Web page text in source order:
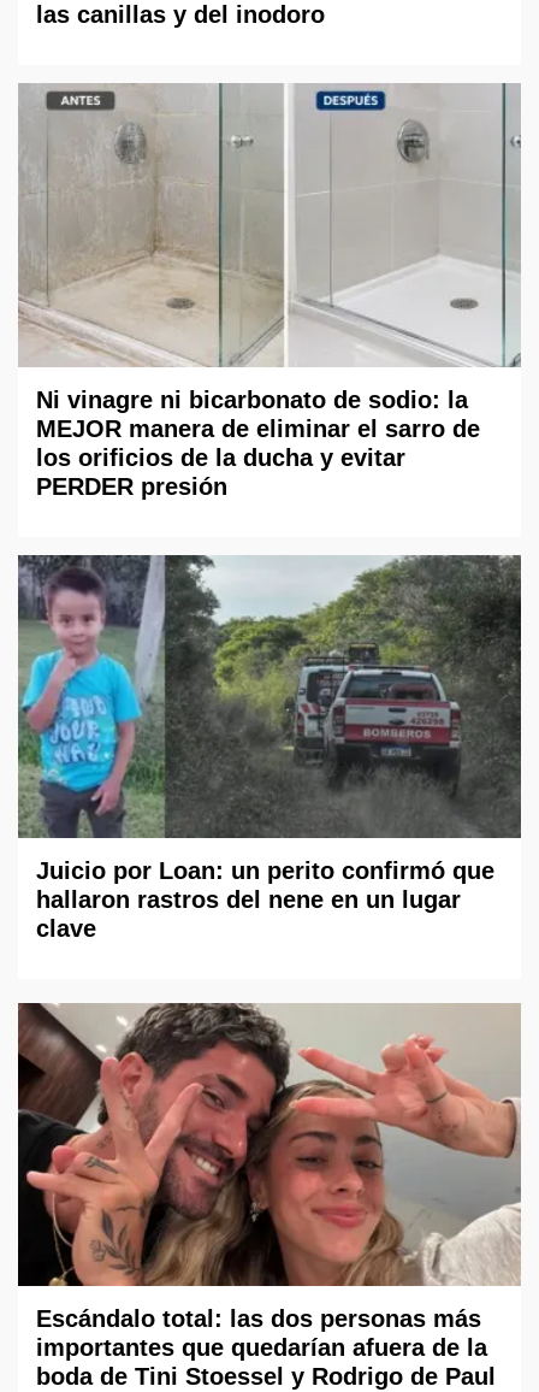
las canillas y del inodoro
Ni vinagre ni bicarbonato de sodio: la
MEJOR manera de eliminar el sarro de
los orificios de la ducha y evitar
PERDER presión
Juicio por Loan: un perito confirmó que
hallaron rastros del nene en un lugar
clave
Escándalo total: las dos personas más
importantes que quedarían afuera de la
boda de Tini Stoessel y Rodrigo de Paul